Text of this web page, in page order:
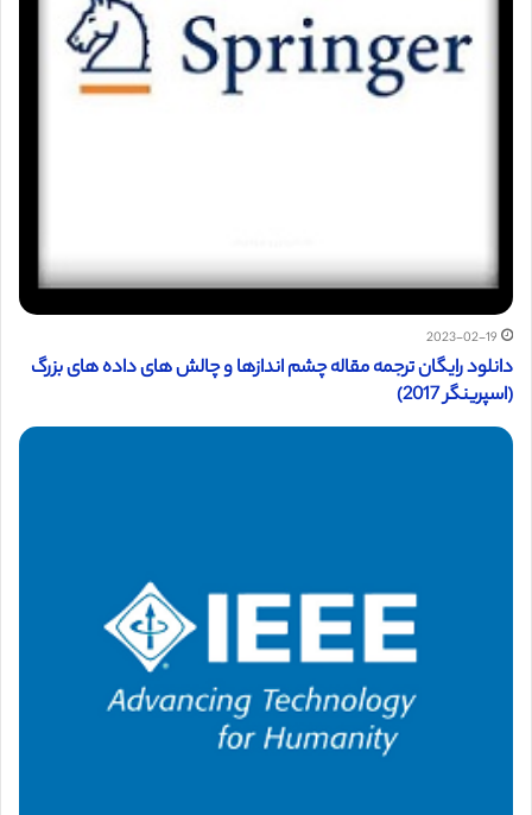
2023-02-19
دانلود رایگان ترجمه مقاله چشم اندازها و چالش های داده های بزرگ
(اسپرینگر 2017)